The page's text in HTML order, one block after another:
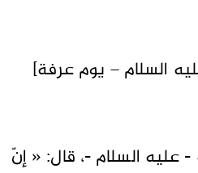
الحسين – عليه السلام – يوم عرفة]
عليه السلام -، قال: « إنّ